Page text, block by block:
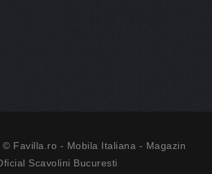
© Favilla.ro - Mobila Italiana - Magazin
Scavolini Bucuresti